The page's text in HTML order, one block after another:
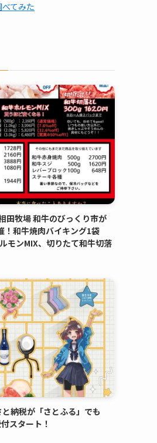
てみた
田牧場 和牛のびっくり市が
！和牛焼肉バイキング1袋
モンMIX、切りたて和牛切落
納税が「さとふる」でも
スタート！